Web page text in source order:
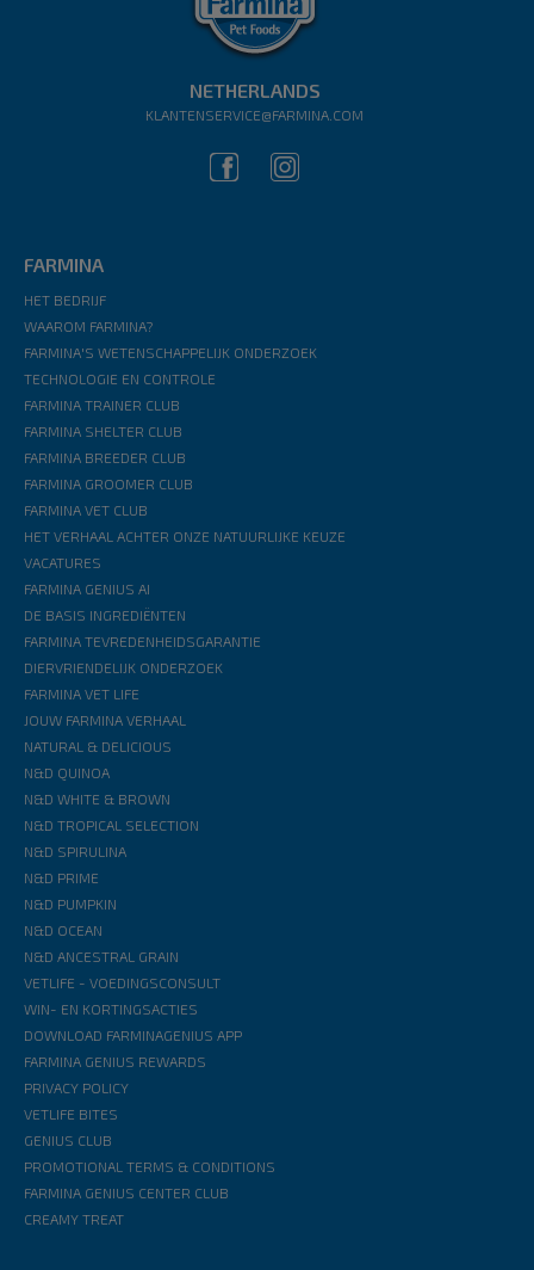
NETHERLANDS
KLANTENSERVICE@FARMINA.COM
FARMINA
HET BEDRIJF
WAAROM FARMINA?
FARMINA'S WETENSCHAPPELIJK ONDERZOEK
TECHNOLOGIE EN CONTROLE
FARMINA TRAINER CLUB
FARMINA SHELTER CLUB
FARMINA BREEDER CLUB
FARMINA GROOMER CLUB
FARMINA VET CLUB
HET VERHAAL ACHTER ONZE NATUURLIJKE KEUZE
VACATURES
FARMINA GENIUS AI
DE BASIS INGREDIËNTEN
FARMINA TEVREDENHEIDSGARANTIE
DIERVRIENDELIJK ONDERZOEK
FARMINA VET LIFE
JOUW FARMINA VERHAAL
NATURAL & DELICIOUS
N&D QUINOA
N&D WHITE & BROWN
N&D TROPICAL SELECTION
N&D SPIRULINA
N&D PRIME
N&D PUMPKIN
N&D OCEAN
N&D ANCESTRAL GRAIN
VETLIFE - VOEDINGSCONSULT
WIN- EN KORTINGSACTIES
DOWNLOAD FARMINAGENIUS APP
FARMINA GENIUS REWARDS
PRIVACY POLICY
VETLIFE BITES
GENIUS CLUB
PROMOTIONAL TERMS & CONDITIONS
FARMINA GENIUS CENTER CLUB
CREAMY TREAT